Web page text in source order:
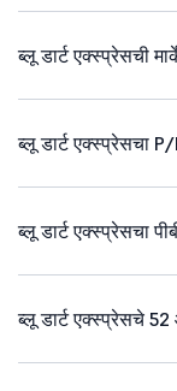
ब्लू डार्ट एक्स्प्रेसची
ब्लू डार्ट एक्स्प्रेसचा
ब्लू डार्ट एक्स्प्रेसचा
ब्लू डार्ट एक्स्प्रेसचे